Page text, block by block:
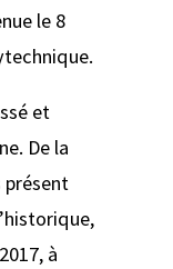
le 8
et
De la
présent
,
à